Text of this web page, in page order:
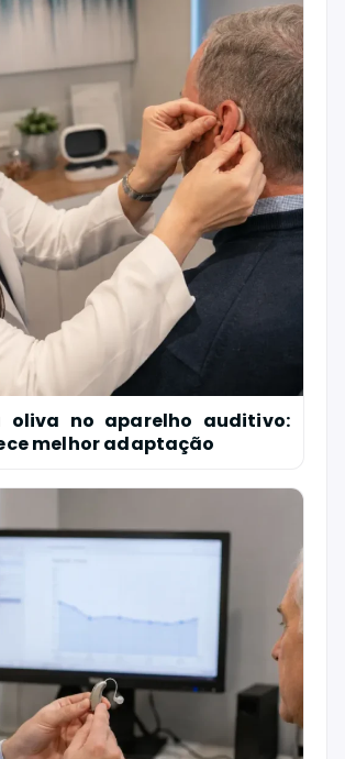
oliva no aparelho auditivo:
melhor adaptação